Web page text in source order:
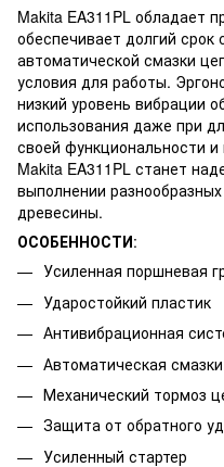
Makita EA311PL обладает
обеспечивает долгий
автоматической смазки
условия для работы.
низкий уровень вибрации
использования даже при
своей функциональности
Makita EA311PL станет
выполнении
древесины.
ОСОБЕННОСТИ:
Усиленная поршневая
Ударостойкий пластик
Антивибрационная
Автоматическая
Механический тормоз
Защита от обратного
Усиленный стартер